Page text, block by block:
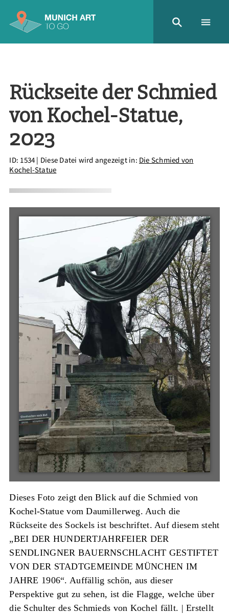
Rückseite der Schmied
von Kochel-Statue,
2023
ID: 1534 | Diese Datei wird angezeigt in: Die Schmied von
Kochel-Statue
Dieses Foto zeigt den Blick auf die Schmied von
Kochel-Statue vom Daumillerweg. Auch die
Rückseite des Sockels ist beschriftet. Auf diesem steht
„BEI DER HUNDERTJAHRFEIER DER
SENDLINGNER BAUERNSCHLACHT GESTIFTET
VON DER STADTGEMEINDE MÜNCHEN IM
JAHRE 1906“. Auffällig schön, aus dieser
Perspektive gut zu sehen, ist die Flagge, welche über
die Schulter des Schmieds von Kochel fällt. |Erstellt